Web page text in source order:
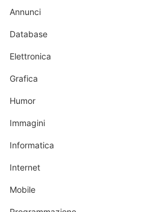
Annunci
Database
Elettronica
Grafica
Humor
Immagini
Informatica
Internet
Mobile